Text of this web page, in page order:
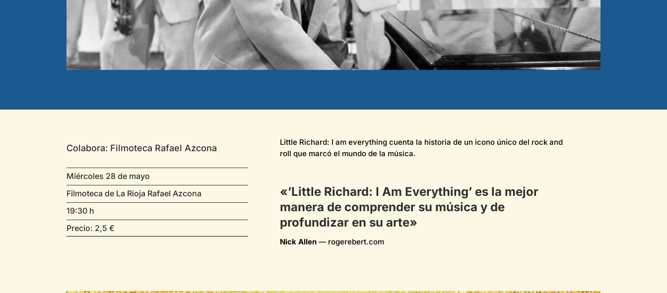
Colabora: Filmoteca Rafael Azcona
Miércoles 28 de mayo
Filmoteca de La Rioja Rafael Azcona
19:30 h
Precio: 2,5 €
Little Richard: I ameverything cuenta la historia de un icono único del rock and
roll que marcó el mundo de la música.
«’Little Richard: I Am Everything’ es la mejor
manera de comprender su música y de
profundizar en su arte»
Nick Allen — rogerebert.com